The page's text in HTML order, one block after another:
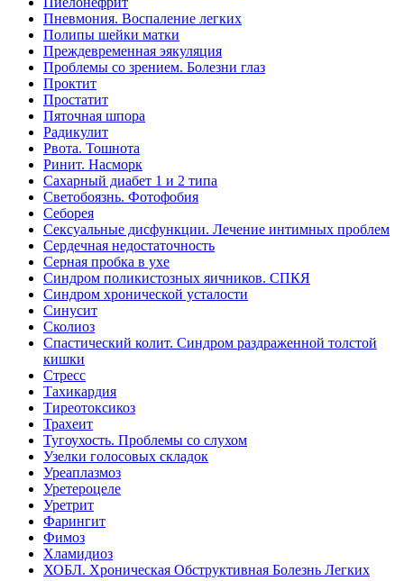
Пневмония. Воспаление легких
Полипы шейки матки
Преждевременная эякуляция
Проблемы со зрением. Болезни глаз
Проктит
Простатит
Пяточная шпора
Радикулит
Рвота. Тошнота
Ринит. Насморк
Сахарный диабет 1 и 2 типа
Светобоязнь. Фотофобия
Себорея
Сексуальные дисфункции. Лечение интимных проблем
Сердечная недостаточность
Серная пробка в ухе
Синдром поликистозных яичников. СПКЯ
Синдром хронической усталости
Синусит
Сколиоз
Спастический колит. Синдром раздраженной толстой
кишки
Стресс
Тахикардия
Тиреотоксикоз
Трахеит
Тугоухость. Проблемы со слухом
Узелки голосовых складок
Уреаплазмоз
Уретероцеле
Уретрит
Фарингит
Фимоз
Хламидиоз
ХОБЛ. Хроническая Обструктивная Болезнь Легких